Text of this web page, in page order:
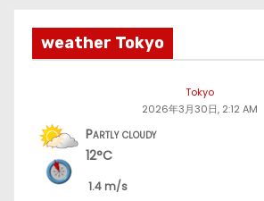
weather Tokyo
Tokyo
2026年3月30日, 2:12 AM
Partly cloudy
12°C
1.4 m/s